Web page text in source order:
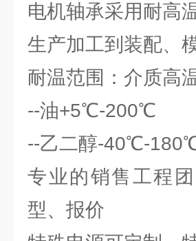
电机轴承采用耐高
生产加工到装配、
耐温范围：介质
--油+5℃-200℃
--乙二醇-40℃-
专业的销售工程
型、报价